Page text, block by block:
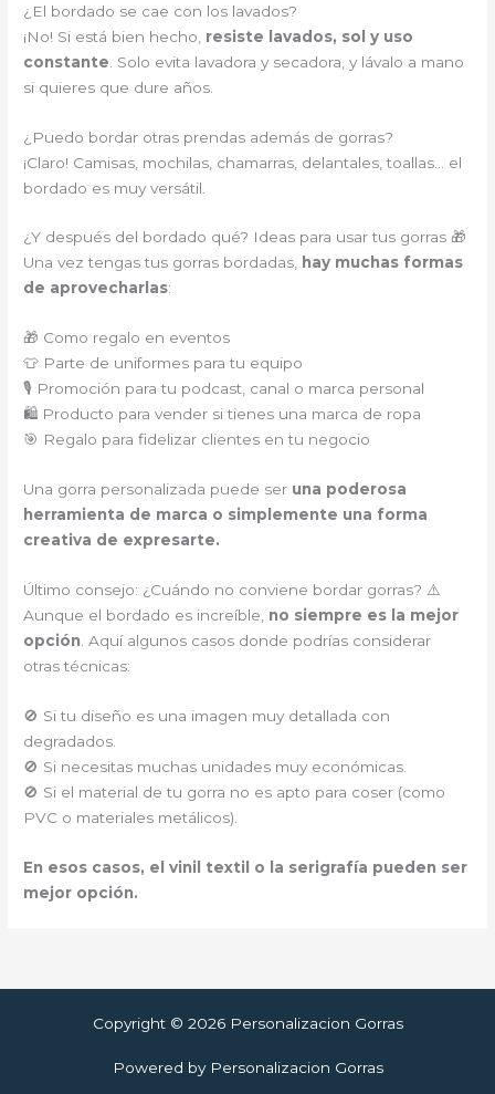
¿El bordado se cae con los lavados?
¡No! Si está bien hecho, resiste lavados, sol y uso
constante . Solo evita lavadora y secadora, y lávalo a mano
si quieres que dure años.
¿Puedo bordar otras prendas además de gorras?
¡Claro! Camisas, mochilas, chamarras, delantales, toallas… el
bordado es muy versátil.
¿Y después del bordado qué? Ideas para usar tus gorras 🎁
Una vez tengas tus gorras bordadas, hay muchas formas
de aprovecharlas:
🎁 Como regalo en eventos
👕 Parte de uniformes para tu equipo
🎙️ Promoción para tu podcast, canal o marca personal
🛍️ Producto para vender si tienes una marca de ropa
🎯 Regalo para fidelizar clientes en tu negocio
Una gorra personalizada puede ser una poderosa
herramienta de marca o simplemente una forma
creativa de expresarte.
Último consejo: ¿Cuándo no conviene bordar gorras? ⚠️
Aunque el bordado es increíble, no siempre es la mejor
opción . Aquí algunos casos donde podrías considerar
otras técnicas:
🚫 Si tu diseño es una imagen muy detallada con
degradados.
🚫 Si necesitas muchas unidades muy económicas.
🚫 Si el material de tu gorra no es apto para coser (como
PVC o materiales metálicos).
En esos casos, el vinil textil o la serigrafía pueden ser
mejor opción.
Copyright © 2026 Personalizacion Gorras
Powered by Personalizacion Gorras